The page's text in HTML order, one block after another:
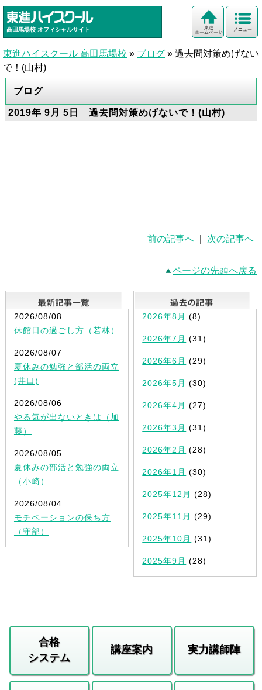
高田馬場校 オフィシャルサイト メニュー
東進
ホームページ
東進ハイスクール 高田馬場校 » ブログ » 過去問対策めげない
で！(山村)
ブログ
2019年 9月 5日 過去問対策めげないで！(山村)
前の記事へ 次の記事へ
ページの先頭へ戻る
最新記事一覧
2026/08/08
休館日の過ごし方（若林）
2026/08/07
夏休みの勉強と部活の両立
(井口)
2026/08/06
やる気が出ないときは（加
藤）
2026/08/05
夏休みの部活と勉強の両立
（小崎）
2026/08/04
モチベーションの保ち方
（守部）
2026年8月 (8)
2026年7月 (31)
2026年6月 (29)
2026年5月 (30)
2026年4月 (27)
2026年3月 (31)
2026年2月 (28)
2026年1月 (30)
2025年12月 (28)
2025年11月 (29)
2025年10月 (31)
2025年9月 (28)
合格
システム
講座案内 実力講師陣